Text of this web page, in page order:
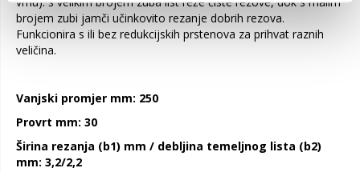
brojem zubi jamči učinkovito rezanje dobrih rezova.
Funkcionira s ili bez redukcijskih prstenova za prihvat raznih
veličina.
Vanjski promjer mm: 250
Provrt mm: 30
Širina rezanja (b1) mm / debljina temeljnog lista (b2)
mm: 3,2/2,2